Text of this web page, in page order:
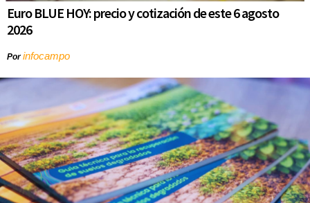
Euro BLUE HOY: precio y cotización de este 6 agosto
2026
Porinfocampo